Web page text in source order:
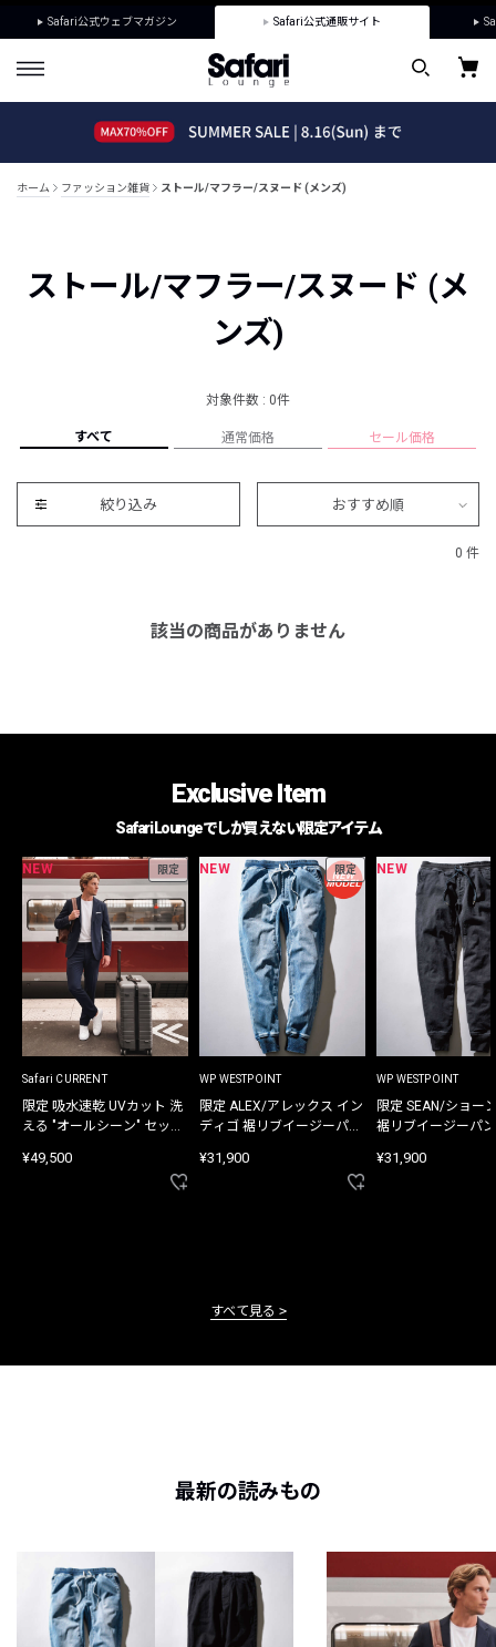
Safari公式ウェブマガジン Safari公式通販サイト
ホーム ファッション雑貨 ストール/マフラー/スヌード (メンズ)
ストール/マフラー/スヌード (メ
ンズ)
対象件数 : 0件
すべて 通常価格 セール価格
絞り込み おすすめ順
0 件
該当の商品がありません
Exclusive Item
Safari Loungeでしか買えない限定アイテム
NEW 限定
Safari CURRENT
限定 吸水速乾 UVカット 洗
える "オールシーン" セット
¥49,500
NEW 限定
WP WESTPOINT
限定 ALEX/アレックス イン
ディゴ 裾リブイージーパン
¥31,900
NEW
WP WESTPOINT
限定 SEAN/ショー
裾リブイージーパ
¥31,900
すべて見る
最新の読みもの